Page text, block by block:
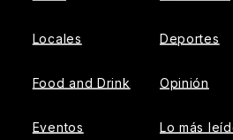
Locales
Food and Drink
Eventos
Deportes
Opinión
Lo más